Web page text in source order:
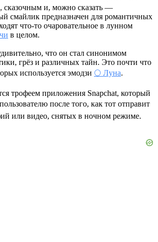
сказочным и, можно сказать —
смайлик предназначен для романтичных
что-то очаровательное в лунном
в целом.
что он стал синонимом
грёз и различных тайн. Это почти что
используется эмодзи 🌕 Луна.
трофеем приложения Snapchat, который
пользователю после того, как тот отправит
или видео, снятых в ночном режиме.